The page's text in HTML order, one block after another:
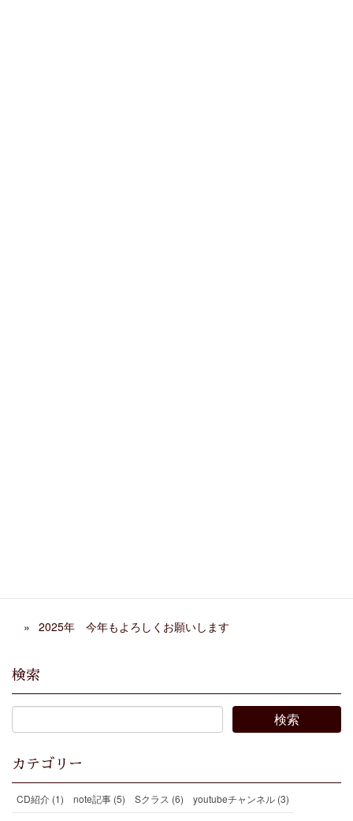
2025年 今年もよろしくお願いします
検索
カテゴリー
CD紹介 (1) note記事 (5) Sクラス (6) youtubeチャンネル (3)